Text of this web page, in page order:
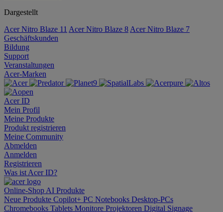
Dargestellt
Acer Nitro Blaze 11 Acer Nitro Blaze 8 Acer Nitro Blaze 7
Geschäftskunden
Bildung
Support
Veranstaltungen
Acer-Marken
Acer ID
Mein Profil
Meine Produkte
Produkt registrieren
Meine Community
Abmelden
Anmelden
Registrieren
Was ist Acer ID?
Online-Shop AI Produkte
Neue Produkte Copilot+ PC Notebooks Desktop-PCs
Chromebooks Tablets Monitore Projektoren Digital Signage